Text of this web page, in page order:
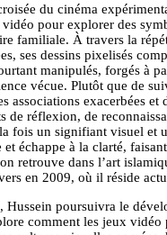
du cinéma
pour explorer des
familiale. À travers la
ses dessins pixelisés
manipulés, forgés à
vécue. Plutôt que de
associations exacerbées et
de réflexion, de
fois un signifiant visuel et
échappe à la clarté,
retrouve dans l’art
en 2009, où il réside
Hussein poursuivra le
comment les jeux vidéo